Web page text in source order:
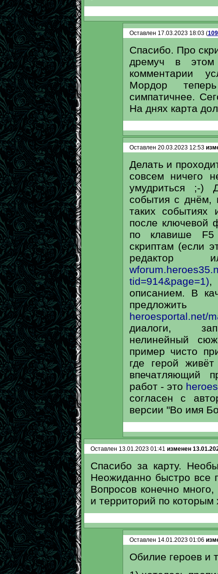
Оставлен 17.03.2023 18:03 (
Спасибо. Про
дремуч в
комментарии
Мордор
симпатичнее.
На днях карта
Оставлен 20.03.2023 12:53
Делать и
совсем ничего
умудриться ;-)
события с днём,
таких событиях
после ключевой
по клавише F5
скриптам (если
редактор
tid=914&page=1),
описанием. В
heroesportal.net/
диалоги,
нелинейный
пример чисто
где герой
впечатляющий
работ - это
согласен с
версии "Во имя
Оставлен 13.01.2023 01:41 изменен
Спасибо за карту.
Неожиданно быстро все
Вопросов конечно
и территорий по которым
Оставлен 14.01.2023 01:06
Обилие героев и